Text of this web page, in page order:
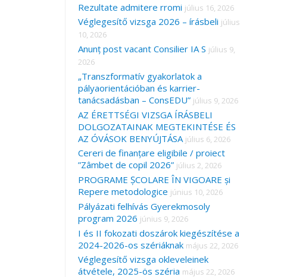
Rezultate admitere rromi július 16, 2026
Véglegesítő vizsga 2026 – írásbeli július
10, 2026
Anunț post vacant Consilier IA S július 9,
2026
„Transzformatív gyakorlatok a
pályaorientációban és karrier-
tanácsadásban – ConsEDU” július 9, 2026
AZ ÉRETTSÉGI VIZSGA ÍRÁSBELI
DOLGOZATAINAK MEGTEKINTÉSE ÉS
AZ ÓVÁSOK BENYÚJTÁSA július 6, 2026
Cereri de finanțare eligibile / proiect
”Zâmbet de copil 2026” július 2, 2026
PROGRAME ȘCOLARE ÎN VIGOARE și
Repere metodologice június 10, 2026
Pályázati felhívás Gyerekmosoly
program 2026 június 9, 2026
I és II fokozati doszárok kiegészítése a
2024-2026-os szériáknak május 22, 2026
Véglegesítő vizsga okleveleinek
átvétele, 2025-ös széria május 22, 2026